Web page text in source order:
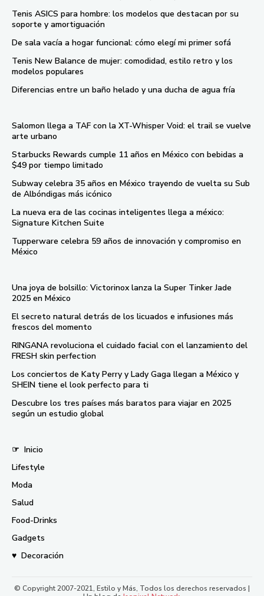
Tenis ASICS para hombre: los modelos que destacan por su
soporte y amortiguación
De sala vacía a hogar funcional: cómo elegí mi primer sofá
Tenis New Balance de mujer: comodidad, estilo retro y los
modelos populares
Diferencias entre un baño helado y una ducha de agua fría
Salomon llega a TAF con la XT-Whisper Void: el trail se vuelve
arte urbano
Starbucks Rewards cumple 11 años en México con bebidas a
$49 por tiempo limitado
Subway celebra 35 años en México trayendo de vuelta su Sub
de Albóndigas más icónico
La nueva era de las cocinas inteligentes llega a méxico:
Signature Kitchen Suite
Tupperware celebra 59 años de innovación y compromiso en
México
Una joya de bolsillo: Victorinox lanza la Super Tinker Jade
2025 en México
El secreto natural detrás de los licuados e infusiones más
frescos del momento
RINGANA revoluciona el cuidado facial con el lanzamiento del
FRESH skin perfection
Los conciertos de Katy Perry y Lady Gaga llegan a México y
SHEIN tiene el look perfecto para ti
Descubre los tres países más baratos para viajar en 2025
según un estudio global
☞ Inicio
Lifestyle
Moda
Salud
Food-Drinks
Gadgets
♥ Decoración
© Copyright 2007-2021, Estilo y Más, Todos los derechos reservados |